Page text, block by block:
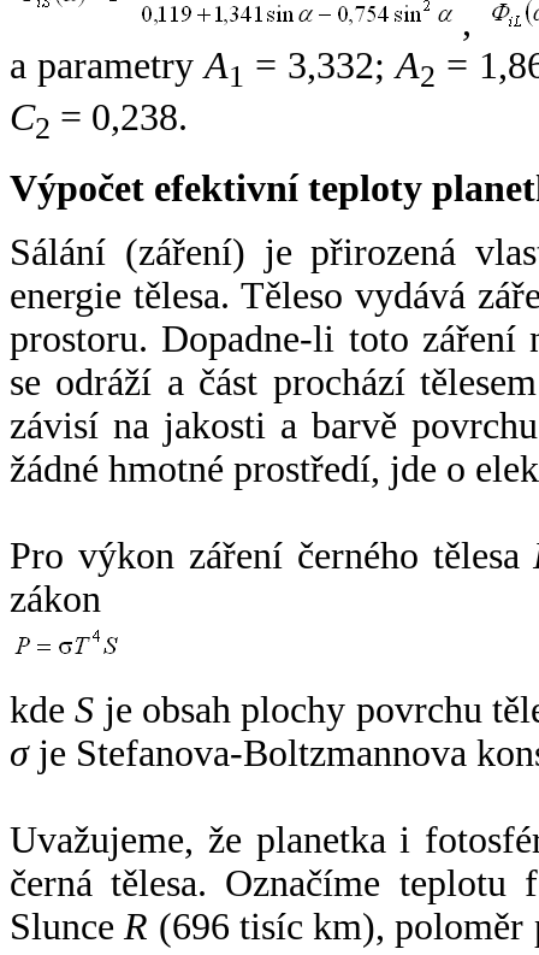
,
a parametryA1 = 3,332;A2 =
C2 = 0,238.
Výpočet efektivní teploty
Sálání (záření) je přirozená
energie tělesa. Těleso vydává
prostoru. Dopadne-li toto záření
se odráží a část prochází
závisí na jakosti a barvě
žádné hmotné prostředí, jde o
Pro výkon záření černého tělesa
zákon
kdeS je obsah plochy povrchu
σje Stefanova-Boltzmannova
Uvažujeme, že planetka i
černá tělesa. Označíme
SlunceR (696 tisíc km),